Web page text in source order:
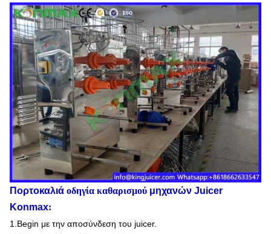
Πορτοκαλιά οδηγία καθαρισμού μηχανών Juicer
Konmax:
1.Begin με την αποσύνδεση του juicer.